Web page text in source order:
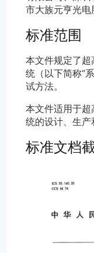
市大族元亨光电
标准范围
本文件规定了
统（以下简称“
试方法。
本文件适用于
统的设计、生产
标准文档